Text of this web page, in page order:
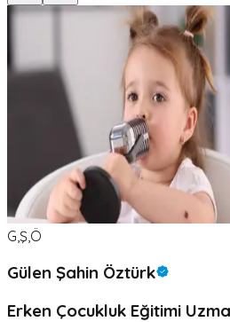
G,Ş,Ö
Gülen Şahin Öztürk
Erken Çocukluk Eğitimi